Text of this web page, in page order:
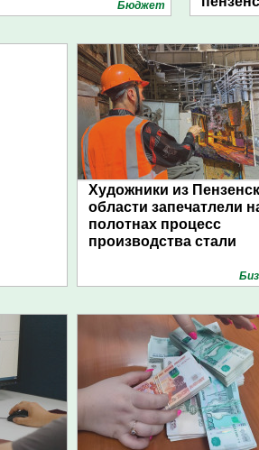
Бюджет
Художники из
области запечатлели
полотнах процесс
производства стали